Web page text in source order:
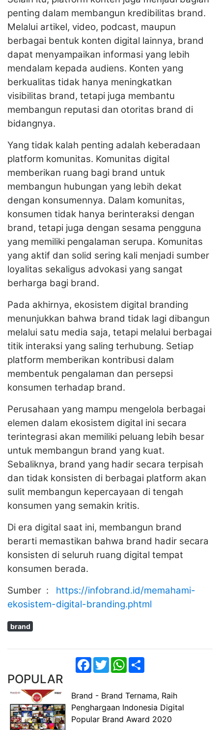
penting dalam membangun kredibilitas brand.
Melalui artikel, video, podcast, maupun
berbagai bentuk konten digital lainnya, brand
dapat menyampaikan informasi yang lebih
mendalam kepada audiens. Konten yang
berkualitas tidak hanya meningkatkan
visibilitas brand, tetapi juga membantu
membangun reputasi dan otoritas brand di
bidangnya.
Yang tidak kalah penting adalah keberadaan
platform komunitas. Komunitas digital
memberikan ruang bagi brand untuk
membangun hubungan yang lebih dekat
dengan konsumennya. Dalam komunitas,
konsumen tidak hanya berinteraksi dengan
brand, tetapi juga dengan sesama pengguna
yang memiliki pengalaman serupa. Komunitas
yang aktif dan solid sering kali menjadi sumber
loyalitas sekaligus advokasi yang sangat
berharga bagi brand.
Pada akhirnya, ekosistem digital branding
menunjukkan bahwa brand tidak lagi dibangun
melalui satu media saja, tetapi melalui berbagai
titik interaksi yang saling terhubung. Setiap
platform memberikan kontribusi dalam
membentuk pengalaman dan persepsi
konsumen terhadap brand.
Perusahaan yang mampu mengelola berbagai
elemen dalam ekosistem digital ini secara
terintegrasi akan memiliki peluang lebih besar
untuk membangun brand yang kuat.
Sebaliknya, brand yang hadir secara terpisah
dan tidak konsisten di berbagai platform akan
sulit membangun kepercayaan di tengah
konsumen yang semakin kritis.
Di era digital saat ini, membangun brand
berarti memastikan bahwa brand hadir secara
konsisten di seluruh ruang digital tempat
konsumen berada.
Sumber : https://infobrand.id/memahami-
ekosistem-digital-branding.phtml
brand
Facebook
TwitterWhatsApp
POPULAR
Brand - Brand Ternama, Raih
Penghargaan Indonesia Digital
Popular Brand Award 2020